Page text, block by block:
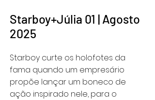
Starboy+Júlia 01 | Agosto
2025
Starboy curte os holofotes da
fama quando um empresário
propõe lançar um boneco de
ação inspirado nele, para o